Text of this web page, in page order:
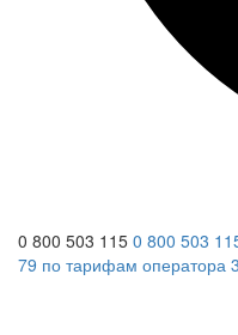
0 800 503 115 0 800 503
79 по тарифам оператора